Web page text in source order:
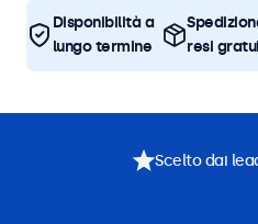
Disponibilità a
lungo termine
resi
Scelto dai